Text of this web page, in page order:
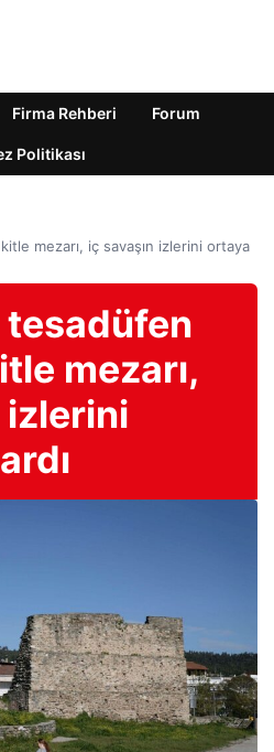
Firma Rehberi Forum
Politikası
mezarı, iç savaşın izlerini ortaya
tesadüfen
mezarı,
izlerini